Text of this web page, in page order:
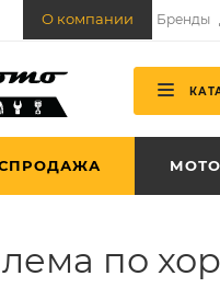
О компании Бренды
по